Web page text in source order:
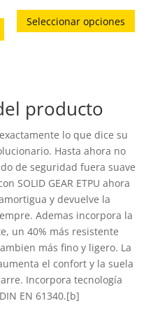
producto
Este
producto
Las
se
pueden
elegir
en
la
página
de
producto
Seleccionar opciones
Este
elegir
producto
lo que dice su
Hasta ahora no
de seguridad fuera suave
SOLID GEAR ETPU ahora
y devuelve la
Ademas incorpora la
un 40% más resistente
más fino y ligero. La
el confort y la suela
Incorpora tecnología
EN 61340.[b]